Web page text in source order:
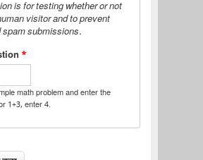
is for testing whether or not
visitor and to prevent
spam submissions.
*
math problem and enter the
1+3, enter 4.